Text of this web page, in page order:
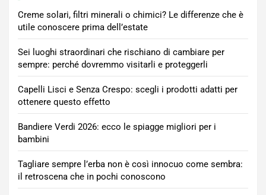
Creme solari, filtri minerali o chimici? Le differenze che è
utile conoscere prima dell’estate
Sei luoghi straordinari che rischiano di cambiare per
sempre: perché dovremmo visitarli e proteggerli
Capelli Lisci e Senza Crespo: scegli i prodotti adatti per
ottenere questo effetto
Bandiere Verdi 2026: ecco le spiagge migliori per i
bambini
Tagliare sempre l’erba non è così innocuo come sembra:
il retroscena che in pochi conoscono